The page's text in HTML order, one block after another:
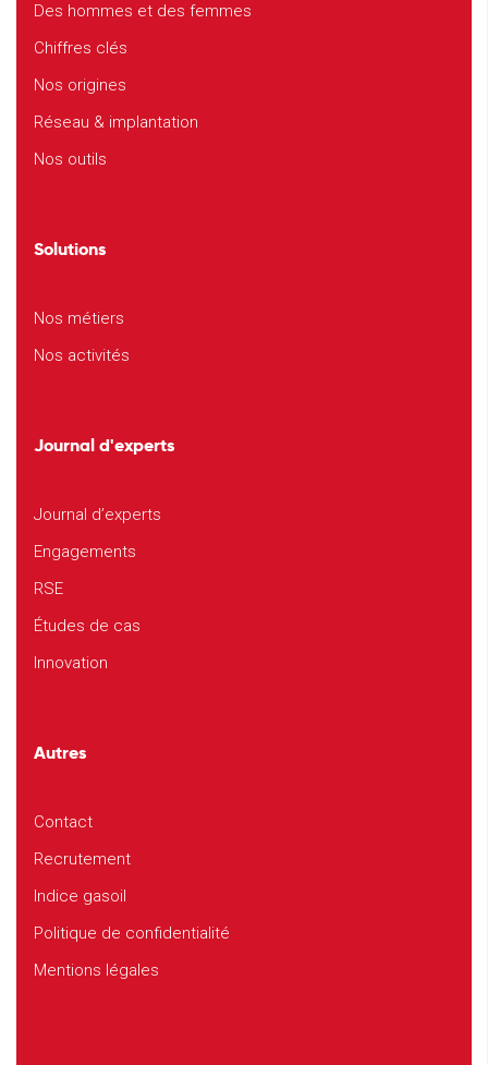
Des hommes et des femmes
Chiffres clés
Nos origines
Réseau & implantation
Nos outils
Solutions
Nos métiers
Nos activités
Journal d'experts
Journal d’experts
Engagements
RSE
Études de cas
Innovation
Autres
Contact
Recrutement
Indice gasoil
Politique de confidentialité
Mentions légales